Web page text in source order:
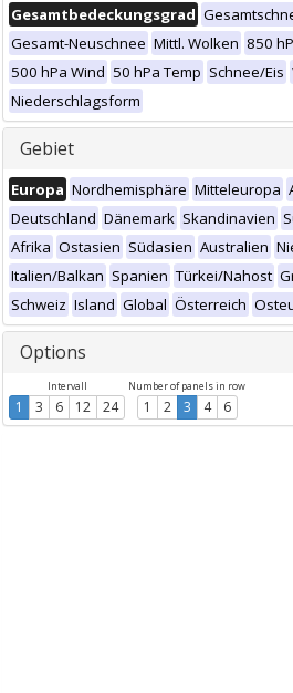
Gesamtbedeckungsgrad
Gesamt-Neuschnee Mittl. Wolken 850
500 hPa Wind 50 hPa Temp Schnee/Eis
Niederschlagsform
Gebiet
Europa Nordhemisphäre Mitteleuropa
Deutschland Dänemark Skandinavien
Afrika Ostasien Südasien Australien
Italien/Balkan Spanien Türkei/Nahost
Schweiz Island Global Österreich
Options
Intervall
1 3 6 12 24
Number of panels in row
1 2 3 4 6